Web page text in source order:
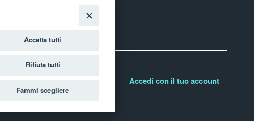
Accedi con il tuo account
Accetta tutti
Rifiuta tutti
Fammi scegliere